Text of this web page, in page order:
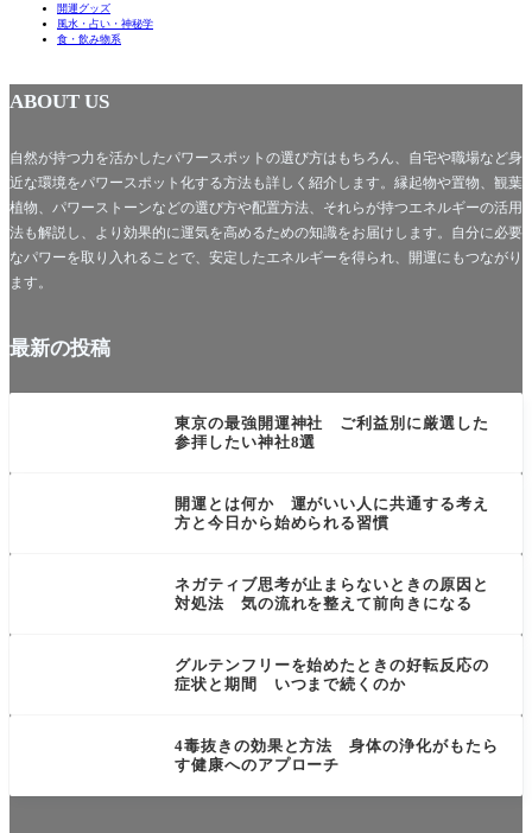
開運グッズ
風水・占い・神秘学
食・飲み物系
ABOUT US
自然が持つ力を活かしたパワースポットの選び方はもちろん、自宅や職場など身
近な環境をパワースポット化する方法も詳しく紹介します。縁起物や置物、観葉
植物、パワーストーンなどの選び方や配置方法、それらが持つエネルギーの活用
法も解説し、より効果的に運気を高めるための知識をお届けします。自分に必要
なパワーを取り入れることで、安定したエネルギーを得られ、開運にもつながり
ます。
最新の投稿
未分類
東京の最強開運神社 ご利益別に厳選した
参拝したい神社8選
開運とは何か 運がいい人に共通する考え
方と今日から始められる習慣
ネガティブ思考が止まらないときの原因と
対処法 気の流れを整えて前向きになる
グルテンフリーを始めたときの好転反応の
症状と期間 いつまで続くのか
4毒抜きの効果と方法 身体の浄化がもたら
す健康へのアプローチ